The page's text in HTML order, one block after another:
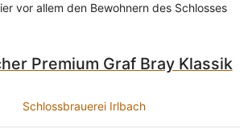
vor allem den Bewohnern des Schlosses
Premium Graf Bray Klassik
Schlossbrauerei Irlbach